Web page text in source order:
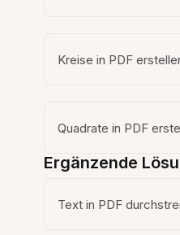
Kreise in PDF
Quadrate in PDF
Ergänzende
Text in PDF